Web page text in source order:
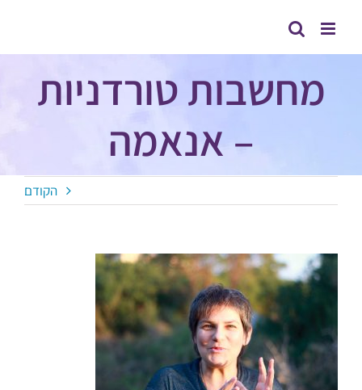
מחשבות טורדניות
– אנאמה
הקודם